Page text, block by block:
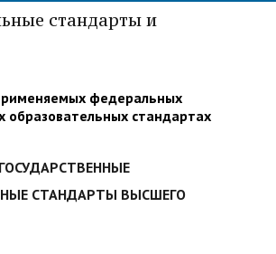
общественностью
хозяйственной работе
аспирантов
образования
компетенций
государственных и
служащих
стандарты и
федеральных
образовательных стандартах
СТАНДАРТЫ ВЫСШЕГО